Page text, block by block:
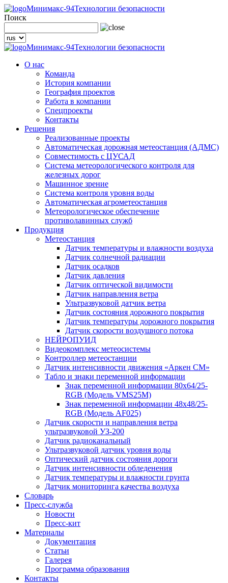
Минимакс-94Технологии безопасности
Поиск
Минимакс-94Технологии безопасности
О нас
Команда
История компании
География проектов
Работа в компании
Спецпроекты
Контакты
Решения
Реализованные проекты
Автоматическая дорожная метеостанция (АДМС)
Совместимость с ЦУСАД
Система метеорологического контроля для
железных дорог
Машинное зрение
Система контроля уровня воды
Автоматическая агрометеостанция
Метеорологическое обеспечение
противолавинных служб
Продукция
Метеостанция
Датчик температуры и влажности воздуха
Датчик солнечной радиации
Датчик осадков
Датчик давления
Датчик оптической видимости
Датчик направления ветра
Ультразвуковой датчик ветра
Датчик состояния дорожного покрытия
Датчик температуры дорожного покрытия
Датчик скорости воздушного потока
НЕЙРОПУИД
Видеокомплекс метеосистемы
Контроллер метеостанции
Датчик интенсивности движения «Аркен СМ»
Табло и знаки переменной информации
Знак переменной информации 80х64/25-
RGB (Модель VMS25M)
Знак переменной информации 48х48/25-
RGB (Модель АF025)
Датчик скорости и направления ветра
ультразвуковой УЗ-200
Датчик радиоканальный
Ультразвуковой датчик уровня воды
Оптический датчик состояния дороги
Датчик интенсивности обледенения
Датчик температуры и влажности грунта
Датчик мониторинга качества воздуха
Словарь
Пресс-служба
Новости
Пресс-кит
Материалы
Документация
Статьи
Галерея
Программа образования
Контакты